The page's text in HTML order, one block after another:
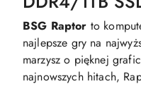
BSG Raptor to
najlepsze gry na
marzysz o pięknej
najnowszych hitach,